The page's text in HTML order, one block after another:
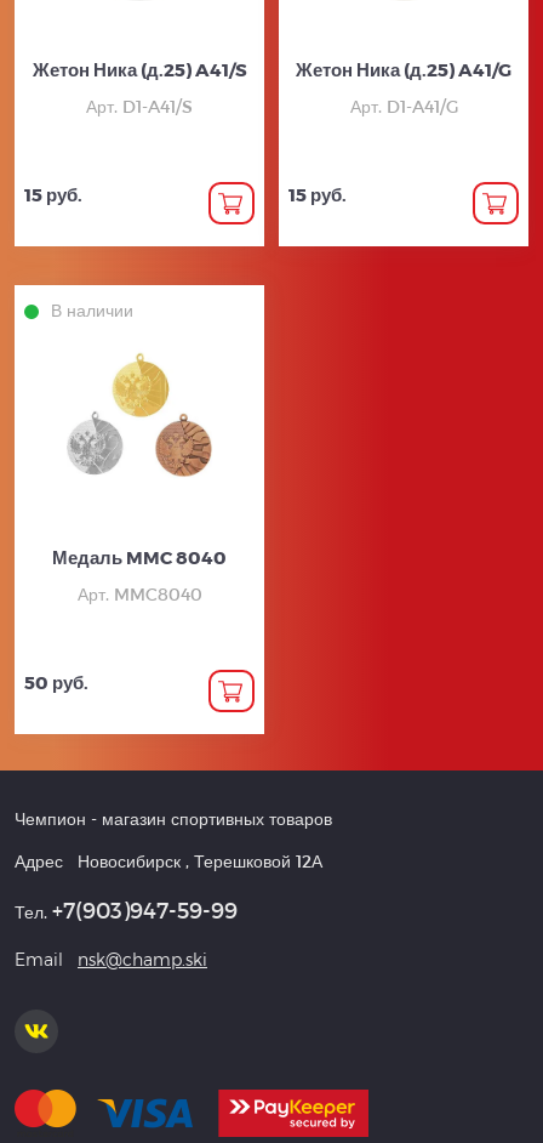
Жетон Ника (д.25) A41/S
Арт. D1-A41/S
15 руб.
Жетон Ника (д.25) A41/G
Арт. D1-A41/G
15 руб.
В наличии
Медаль MMC 8040
Арт. MMC8040
50 руб.
Чемпион - магазин спортивных товаров
Адрес Новосибирск , Терешковой 12А
Тел. +7(903)947-59-99
Email nsk@champ.ski